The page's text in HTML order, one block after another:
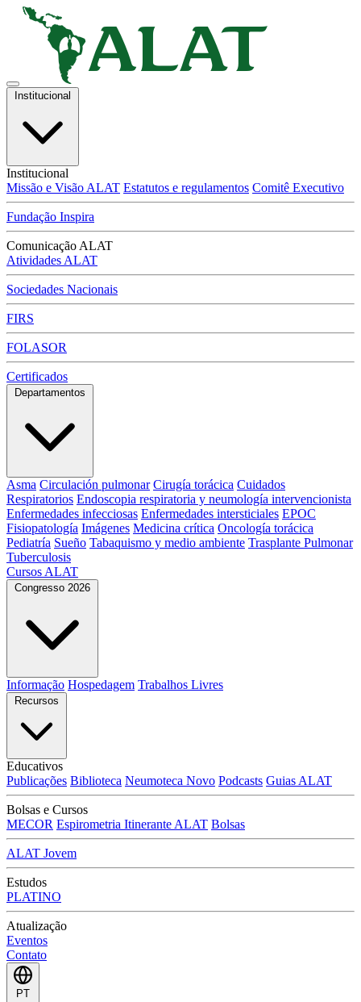
Institucional
Institucional
Missão e Visão ALAT Estatutos e regulamentos Comitê Executivo
Fundação Inspira
Comunicação ALAT
Atividades ALAT
Sociedades Nacionais
FIRS
FOLASOR
Certificados
Departamentos
Asma Circulación pulmonar Cirugía torácica Cuidados
Respiratorios Endoscopia respiratoria y neumología intervencionista
Enfermedades infecciosas Enfermedades intersticiales EPOC
Fisiopatología Imágenes Medicina crítica Oncología torácica
Pediatría Sueño Tabaquismo y medio ambiente Trasplante Pulmonar
Tuberculosis
Cursos ALAT
Congresso 2026
Informação Hospedagem Trabalhos Livres
Recursos
Educativos
Publicações Biblioteca Neumoteca Novo Podcasts Guias ALAT
Bolsas e Cursos
MECOR Espirometria Itinerante ALAT Bolsas
ALAT Jovem
Estudos
PLATINO
Atualização
Eventos
Contato
PT